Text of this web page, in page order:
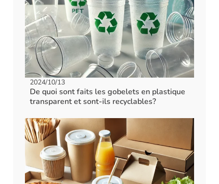
2024/10/13
De quoi sont faits les gobelets en plastique
transparent et sont-ils recyclables?